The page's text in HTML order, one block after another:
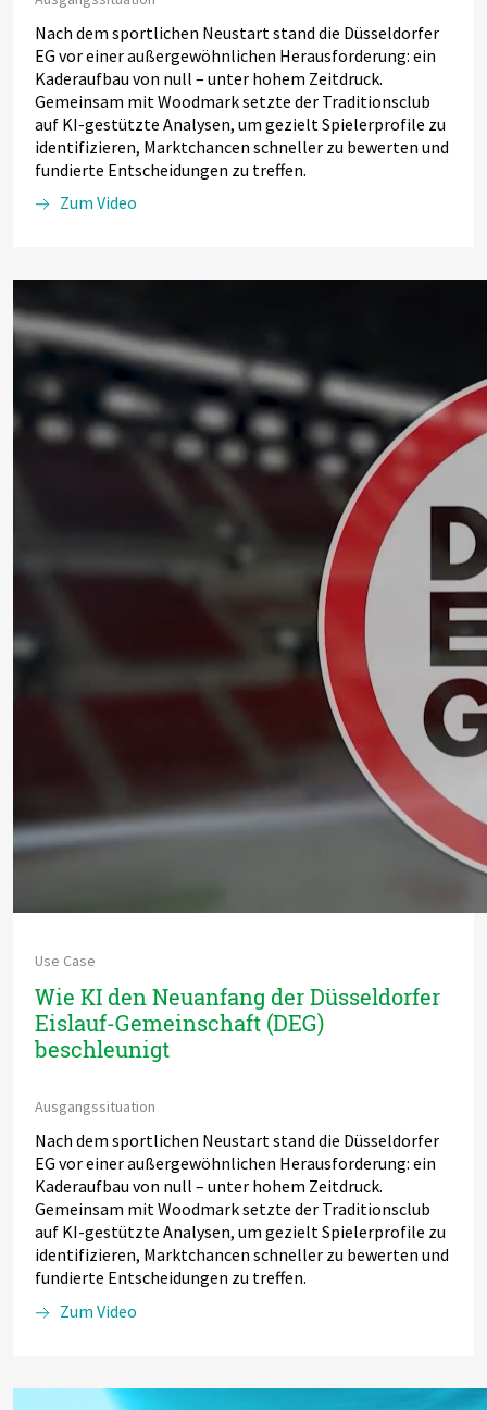
Nach dem sportlichen Neustart stand die Düsseldorfer
EG vor einer außergewöhnlichen Herausforderung: ein
Kaderaufbau von null – unter hohem Zeitdruck.
Gemeinsam mit Woodmark setzte der Traditionsclub
auf KI-gestützte Analysen, um gezielt Spielerprofile zu
identifizieren, Marktchancen schneller zu bewerten und
fundierte Entscheidungen zu treffen.
Zum Video
Use Case
Wie KI den Neuanfang der Düsseldorfer
Eislauf-Gemeinschaft (DEG)
beschleunigt
Ausgangssituation
Nach dem sportlichen Neustart stand die Düsseldorfer
EG vor einer außergewöhnlichen Herausforderung: ein
Kaderaufbau von null – unter hohem Zeitdruck.
Gemeinsam mit Woodmark setzte der Traditionsclub
auf KI-gestützte Analysen, um gezielt Spielerprofile zu
identifizieren, Marktchancen schneller zu bewerten und
fundierte Entscheidungen zu treffen.
Zum Video